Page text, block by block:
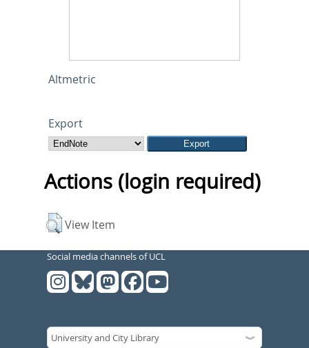
Altmetric
Export
Actions (login required)
View Item
Social media channels of UCL